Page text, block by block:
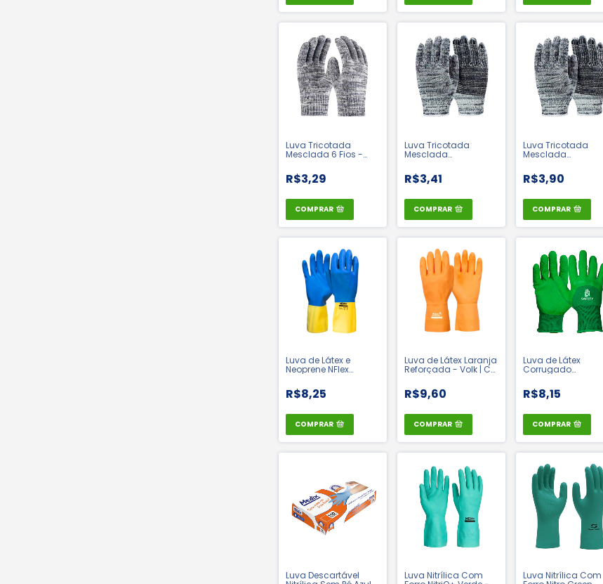
Luva Tricotada
Mesclada 6 Fios -
R$3,29
COMPRAR
Luva Tricotada
Mesclada
Omega | CA 37931
R$3,41
COMPRAR
Luva Tricotada
Mesclada
Omega | CA 37931
R$3,90
COMPRAR
Luva de Látex e
Neoprene NFlex
Medix | CA 49127
R$8,25
COMPRAR
Luva de Látex Laranja
Reforçada - Volk | CA
R$9,60
COMPRAR
Luva de Látex
Corrugado
Pegasus Verde - Ldi
Safety | CA 42409
R$8,15
COMPRAR
Luva Descartável Luva Nitrílica Com Luva Nitrílica Com